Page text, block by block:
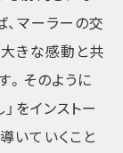
、マーラーの交
大きな感動と共
。そのように
をインストー
いていくこと